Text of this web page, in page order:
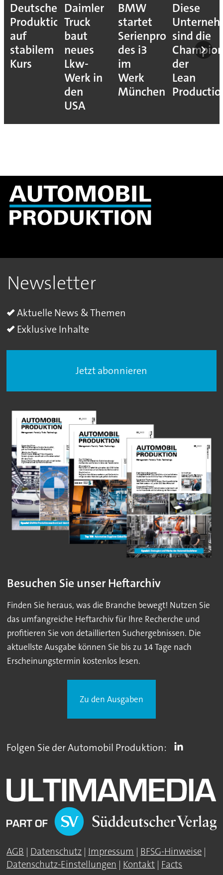
Deutsche
Produktion
auf
stabilem
Kurs
Daimler
Truck
baut
neues
Lkw-
Werk in
den
USA
BMW
startet
Serienproduktion
des i3
im
Werk
München
Diese
sind die
der
Lean
Newsletter
Aktuelle News & Themen
Exklusive Inhalte
Jetzt abonnieren
Besuchen Sie unser Heftarchiv
Finden Sie heraus, was die Branche bewegt! Nutzen Sie
das umfangreiche Heftarchiv für Ihre Recherche und
profitieren Sie von detaillierten Suchergebnissen. Die
aktuellste Ausgabe können Sie bis zu 14 Tage nach
Erscheinungstermin kostenlos lesen.
Zu den Ausgaben
Folgen Sie der Automobil Produktion:
AGB | Datenschutz | Impressum | BFSG-Hinweise |
Datenschutz-Einstellungen | Kontakt | Facts